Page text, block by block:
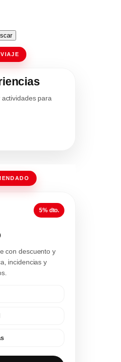
para
5% dto.
con descuento y
incidencias y